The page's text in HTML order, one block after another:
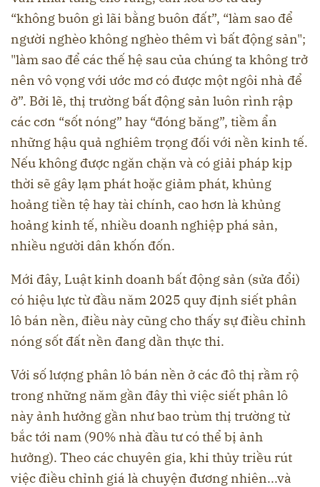
“không buôn gì lãi bằng buôn đất”, “làm sao để
người nghèo không nghèo thêm vì bất động sản";
"làm sao để các thế hệ sau của chúng ta không trở
nên vô vọng với ước mơ có được một ngôi nhà để
ở”. Bởi lẽ, thị trường bất động sản luôn rình rập
các cơn “sốt nóng” hay “đóng băng”, tiềm ẩn
những hậu quả nghiêm trọng đối với nền kinh tế.
Nếu không được ngăn chặn và có giải pháp kịp
thời sẽ gây lạm phát hoặc giảm phát, khủng
hoảng tiền tệ hay tài chính, cao hơn là khủng
hoảng kinh tế, nhiều doanh nghiệp phá sản,
nhiều người dân khốn đốn.
Mới đây, Luật kinh doanh bất động sản (sửa đổi)
có hiệu lực từ đầu năm 2025 quy định siết phân
lô bán nền, điều này cũng cho thấy sự điều chỉnh
nóng sốt đất nền đang dần thực thi.
Với số lượng phân lô bán nền ở các đô thị rầm rộ
trong những năm gần đây thì việc siết phân lô
này ảnh hưởng gần như bao trùm thị trường từ
bắc tới nam (90% nhà đầu tư có thể bị ảnh
hưởng). Theo các chuyên gia, khi thủy triều rút
việc điều chỉnh giá là chuyện đương nhiên...và